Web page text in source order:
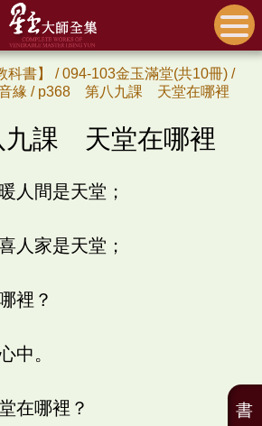
科書】 /094-103金玉滿堂(共10冊) /
緣 / p368 第八九課 天堂在哪裡
課 天堂在哪裡
人間是天堂；
人家是天堂；
裡？
中。
在哪裡？
書